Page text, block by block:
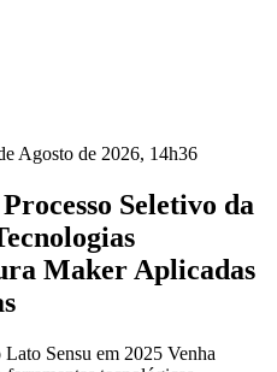
Agosto de 2026, 14h36
Seletivo da
Maker Aplicadas
Sensu em 2025 Venha